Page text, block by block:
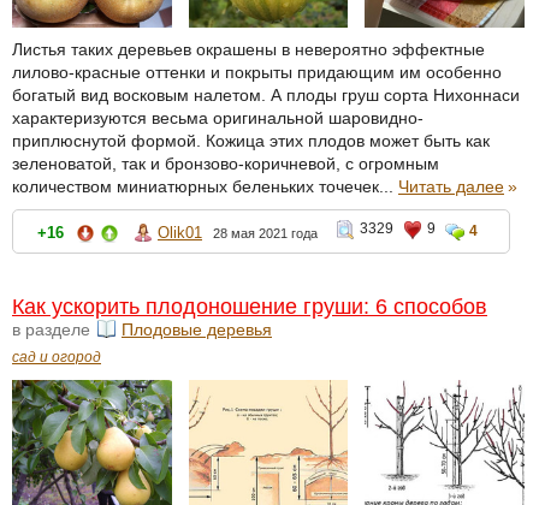
Листья таких деревьев окрашены в невероятно эффектные
лилово-красные оттенки и покрыты придающим им особенно
богатый вид восковым налетом. А плоды груш сорта Нихоннаси
характеризуются весьма оригинальной шаровидно-
приплюснутой формой. Кожица этих плодов может быть как
зеленоватой, так и бронзово-коричневой, с огромным
количеством миниатюрных беленьких точечек... Читать далее»
+16 Olik01 28 мая 2021 года 3329 9 4
Как ускорить плодоношение груши: 6 способов
в разделе Плодовые деревья
сад и огород